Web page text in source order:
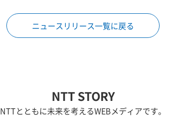
ニュースリリース一覧に戻る
NTT STORY
NTTとともに未来を考えるWEBメディアです。